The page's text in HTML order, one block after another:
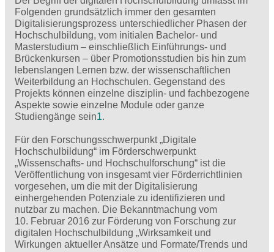
Folgenden grundsätzlich immer den gesamten
Digitalisierungsprozess unterschiedlicher Phasen der
Hochschulbildung, vom initialen Bachelor- und
Masterstudium – einschließlich Einführungs- und
Brückenkursen – über Promotionsstudien bis hin zum
lebenslangen Lernen bzw. der wissenschaftlichen
Weiterbildung an Hochschulen. Gegenstand des
Projekts können einzelne disziplin- und fachbezogene
Aspekte sowie einzelne Module oder ganze
Studiengänge sein1.
Für den Forschungsschwerpunkt „Digitale
Hochschulbildung“ im Förderschwerpunkt
„Wissenschafts- und Hochschulforschung“ ist die
Veröffentlichung von insgesamt vier Förderrichtlinien
vorgesehen, um die mit der Digitalisierung
einhergehenden Potenziale zu identifizieren und
nutzbar zu machen. Die Bekanntmachung vom
10. Februar 2016 zur Förderung von Forschung zur
digitalen Hochschulbildung „Wirksamkeit und
Wirkungen aktueller Ansätze und Formate/Trends und